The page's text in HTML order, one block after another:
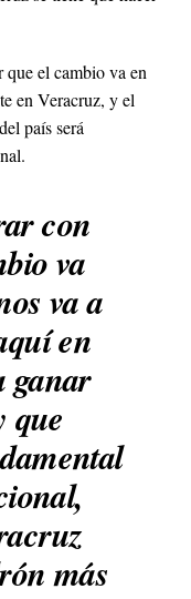
que el cambio va en
en Veracruz, y el
país será
con
va
va a
en
ganar
que
más